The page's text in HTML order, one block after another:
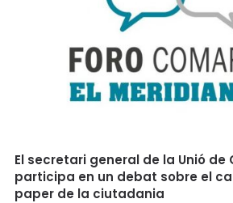
El secretari general de la Unió de
participa en un debat sobre el
paper de la ciutadania